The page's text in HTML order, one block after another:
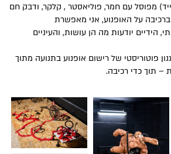
מפוסל עם חמר, פוליאסטר , קלקר, ודבק חם
על האופנוע, אני מאפשרת
הידיים יודעות מה הן עושות, והעיניים
פוטוריסטי של רישום אופנוע בתנועה מתוך
– תוך כדי רכיבה.